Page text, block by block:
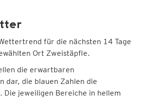
für die nächsten 14 Tage
Ort Zweistäpfle.
die erwartbaren
dar, die blauen Zahlen die
jeweiligen Bereiche in hellem